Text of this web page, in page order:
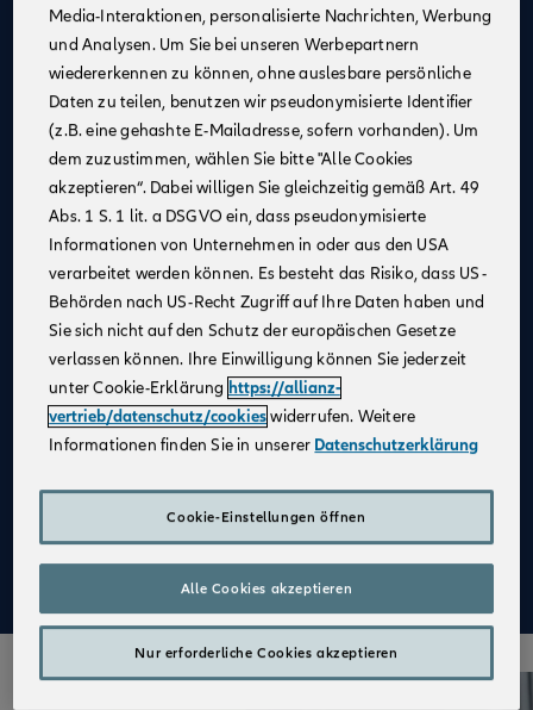
Kontinuierliche Unterstützung : Profitiere von
Schulungen und Coachings durch erfahrene
Mitarbeiter:innen, Trainer:innen und Führungskräfte,
um fachlich und persönlich zu wachsen.
Flexible Arbeitsmöglichkeiten
: Nutze unsere
digitalen Beratungstools, um von überall aus zu
arbeiten und Deine Kundinnen und Kunden
bestmöglich zu betreuen.
Attraktives Vergütungsmodell: Gestalte Dein
Einkommen selbst – durch Fleiß und Engagement
kannst Du über Dein Festgehalt hinaus Provisionen
und leistungsbezogene Sondervergütungen
verdienen.
Karriereentwicklung: Entwickle Dich gezielt weiter –
durch regelmäßige Gespräche und transparente
Zusammenarbeit und die Grundlage für Deinen
individuellen Karriereweg.
Mehr zu Deinen Vorteilen im Vertrieb der Allianz
Media-Interaktionen, personalisierte Nachrichten, Werbung
und Analysen. Um Sie bei unseren Werbepartnern
wiedererkennen zu können, ohne auslesbare persönliche
Daten zu teilen, benutzen wir pseudonymisierte Identifier
(z.B. eine gehashte E-Mailadresse, sofern vorhanden). Um
dem zuzustimmen, wählen Sie bitte "Alle Cookies
akzeptieren“. Dabei willigen Sie gleichzeitig gemäß Art. 49
Abs. 1 S. 1 lit. a DSGVO ein, dass pseudonymisierte
Informationen von Unternehmen in oder aus den USA
verarbeitet werden können. Es besteht das Risiko, dass US-
Behörden nach US-Recht Zugriff auf Ihre Daten haben und
Sie sich nicht auf den Schutz der europäischen Gesetze
verlassen können. Ihre Einwilligung können Sie jederzeit
unter Cookie-Erklärung https://allianz-
vertrieb/datenschutz/cookieswiderrufen. Weitere
Informationen finden Sie in unserer Datenschutzerklärung
Cookie-Einstellungen öffnen
Nur erforderliche Cookies akzeptieren
Alle Cookies akzeptieren